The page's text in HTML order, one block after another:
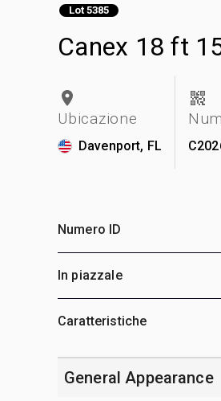
Lot 5385
Canex 18 ft
Ubicazione
Davenport, FL
Numero ID
In piazzale
Caratteristiche
General Appearance